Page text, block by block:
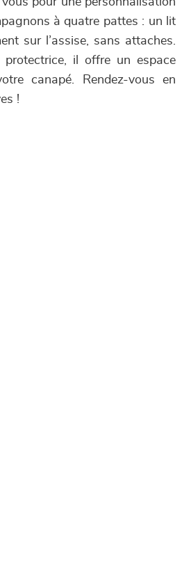
à quatre pattes : un lit
sur l’assise, sans attaches.
il offre un espace
canapé. Rendez-vous en
!